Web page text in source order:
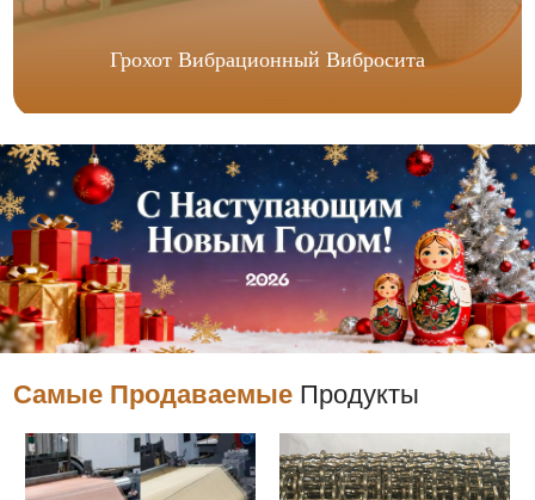
Грохот Вибрационный Вибросита
Самые Продаваемые Продукты